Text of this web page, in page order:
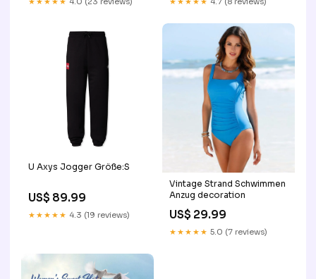
U Axys Jogger Größe:S
US$ 89.99
★★★★★ 4.3 (19 reviews)
Vintage Strand Schwimmen
Anzug decoration
US$ 29.99
★★★★★ 5.0 (7 reviews)